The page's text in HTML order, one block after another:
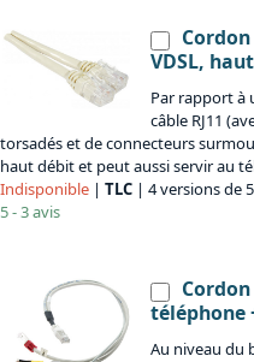
VDSL,
Par rapport à
câble RJ11
torsadés et de connecteurs
haut débit et peut aussi servir au
Indisponible | TLC | 4 versions de
5 - 3 avis
Cordon
téléphone
Au niveau du